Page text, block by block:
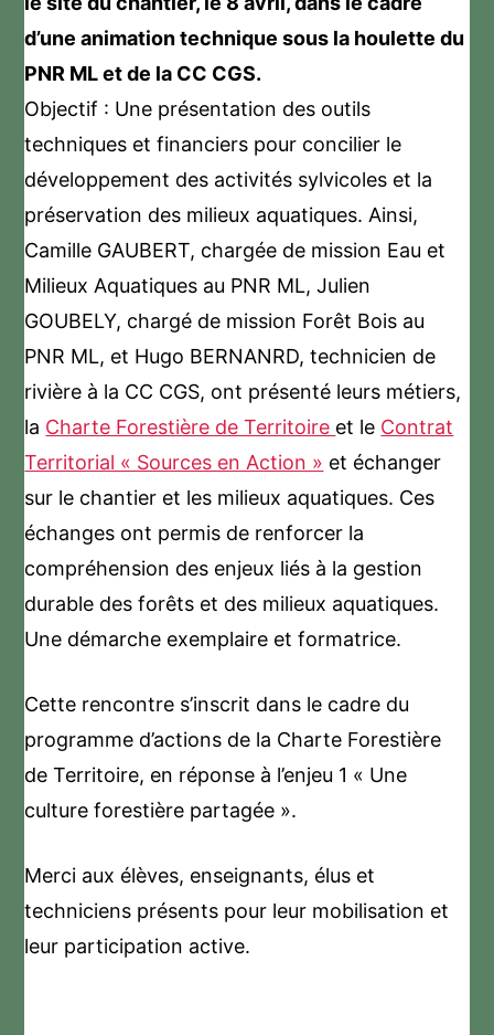
d’une animation technique sous la houlette du
PNR ML et de la CC CGS.
Objectif : Une présentation des outils
techniques et financiers pour concilier le
développement des activités sylvicoles et la
préservation des milieux aquatiques. Ainsi,
Camille GAUBERT, chargée de mission Eau et
Milieux Aquatiques au PNR ML, Julien
GOUBELY, chargé de mission Forêt Bois au
PNR ML, et Hugo BERNANRD, technicien de
rivière à la CC CGS, ont présenté leurs métiers,
la Charte Forestière de Territoire et le Contrat
Territorial « Sources en Action » et échanger
sur le chantier et les milieux aquatiques. Ces
échanges ont permis de renforcer la
compréhension des enjeux liés à la gestion
durable des forêts et des milieux aquatiques.
Une démarche exemplaire et formatrice.
Cette rencontre s’inscrit dans le cadre du
programme d’actions de la Charte Forestière
de Territoire, en réponse à l’enjeu 1 « Une
culture forestière partagée ».
Merci aux élèves, enseignants, élus et
techniciens présents pour leur mobilisation et
leur participation active.